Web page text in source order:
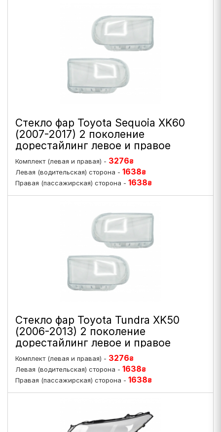
Стекло фар Toyota Sequoia XK60
(2007-2017) 2 поколение
дорестайлинг левое и правое
Комплект (левая и правая) - 3276₴
Левая (водительская) сторона - 1638₴
Правая (пассажирская) сторона - 1638₴
Стекло фар Toyota Tundra XK50
(2006-2013) 2 поколение
дорестайлинг левое и правое
Комплект (левая и правая) - 3276₴
Левая (водительская) сторона - 1638₴
Правая (пассажирская) сторона - 1638₴